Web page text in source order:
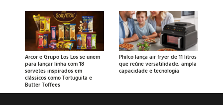
Arcor e Grupo Los Los se unem
para lançar linha com 18
sorvetes inspirados em
clássicos como Tortuguita e
Butter Toffees
Philco lança air fryer de 11 litros
que reúne versatilidade, ampla
capacidade e tecnologia